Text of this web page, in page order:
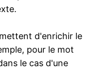
d'enrichir le
pour le mot
le cas d'une